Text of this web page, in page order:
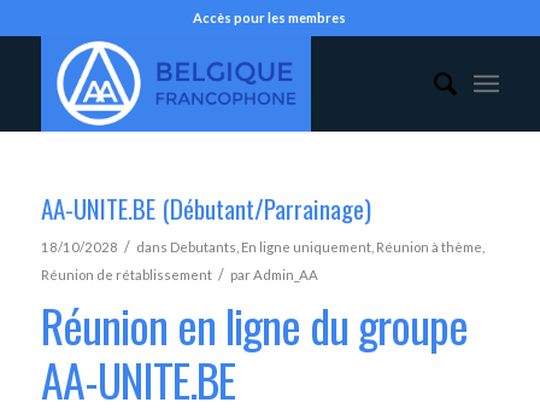
Accès pour les membres
AA-UNITE.BE (Débutant/Parrainage)
18/10/2028 / dans Debutants En ligne uniquement, Réunion à thème
Réunion de rétablissement / parAdmin_AA
Réunion en ligne du groupe
AA-UNITE.BE